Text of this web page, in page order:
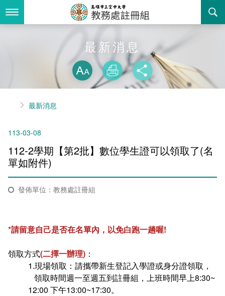
到
要
組織職掌
聯絡資訊
活動花絮
諮詢信箱
業務服務
法令規章
常見問答
相關連結
招生
就學費用減免申請
選系申請
學分抵免及減修申請
在學
成績查詢
學生行事曆
畢業
畢業申請
書表下載
回空大首頁
最新消息
略過字型切
放大
列印 分享
首頁最新消息
113-03-08
112-2學期【第2批】數位學生證可以領取了(名
單如附件)​
發佈單位：教務處註冊組
*請留意自己是否在名單內，以免白跑一趟喔!
領取方式(二擇一辦理) ：
1.現場領取：請攜帶新生登記入學證或身分證領取，
領取時間週一至週五到註冊組，上班時間早上8:30~
12:00 下午13:00~17:30。